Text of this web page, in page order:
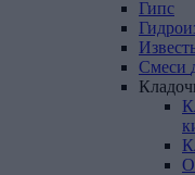
Гипс
Смеси